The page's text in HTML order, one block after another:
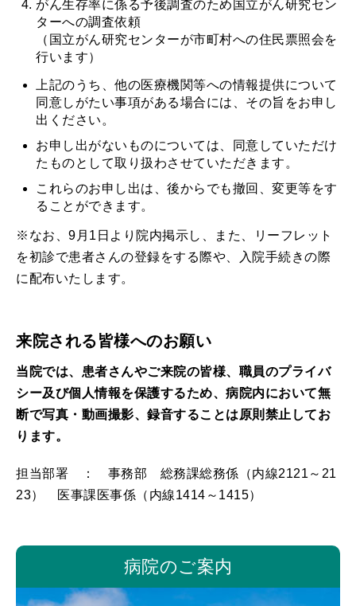
がん生存率に係る予後調査のため国立がん研究セン
ターへの調査依頼
（国立がん研究センターが市町村への住民票照会を
行います）
上記のうち、他の医療機関等への情報提供について
同意しがたい事項がある場合には、その旨をお申し
出ください。
お申し出がないものについては、同意していただけ
たものとして取り扱わさせていただきます。
これらのお申し出は、後からでも撤回、変更等をす
ることができます。
※なお、9月1日より院内掲示し、また、リーフレット
を初診で患者さんの登録をする際や、入院手続きの際
に配布いたします。
来院される皆様へのお願い
当院では、患者さんやご来院の皆様、職員のプライバ
シー及び個人情報を保護するため、病院内において無
断で写真・動画撮影、録音することは原則禁止してお
ります。
担当部署 ： 事務部 総務課総務係（内線2121～21
23） 医事課医事係（内線1414～1415）
病院のご案内